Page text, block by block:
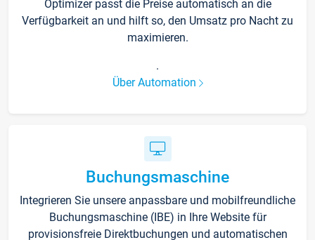
Optimizer passt die Preise automatisch an die
Verfügbarkeit an und hilft so, den Umsatz pro Nacht zu
maximieren.
.
Über Automation
Buchungsmaschine
Integrieren Sie unsere anpassbare und mobilfreundliche
Buchungsmaschine (IBE) in Ihre Website für
provisionsfreie Direktbuchungen und automatischen